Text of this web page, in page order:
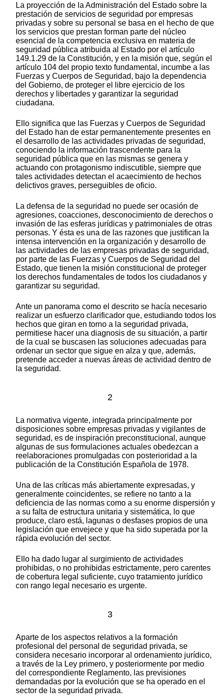
La proyección de la Administración del Estado sobre la
prestación de servicios de seguridad por empresas
privadas y sobre su personal se basa en el hecho de que
los servicios que prestan forman parte del núcleo
esencial de la competencia exclusiva en materia de
seguridad pública atribuida al Estado por el artículo
149.1.29 de la Constitución, y en la misión que, según el
artículo 104 del propio texto fundamental, incumbe a las
Fuerzas y Cuerpos de Seguridad, bajo la dependencia
del Gobierno, de proteger el libre ejercicio de los
derechos y libertades y garantizar la seguridad
ciudadana.
Ello significa que las Fuerzas y Cuerpos de Seguridad
del Estado han de estar permanentemente presentes en
el desarrollo de las actividades privadas de seguridad,
conociendo la información trascendente para la
seguridad pública que en las mismas se genera y
actuando con protagonismo indiscutible, siempre que
tales actividades detectan el acaecimiento de hechos
delictivos graves, perseguibles de oficio.
La defensa de la seguridad no puede ser ocasión de
agresiones, coacciones, desconocimiento de derechos o
invasión de las esferas jurídicas y patrimoniales de otras
personas. Y ésta es una de las razones que justifican la
intensa intervención en la organización y desarrollo de
las actividades de las empresas privadas de seguridad,
por parte de las Fuerzas y Cuerpos de Seguridad del
Estado, que tienen la misión constitucional de proteger
los derechos fundamentales de todos los ciudadanos y
garantizar su seguridad.
Ante un panorama como el descrito se hacía necesario
realizar un esfuerzo clarificador que, estudiando todos los
hechos que giran en torno a la seguridad privada,
permitiese hacer una diagnosis de su situación, a partir
de la cual se buscasen las soluciones adecuadas para
ordenar un sector que sigue en alza y que, además,
pretende acceder a nuevas áreas de actividad dentro de
la seguridad.
2
La normativa vigente, integrada principalmente por
disposiciones sobre empresas privadas y vigilantes de
seguridad, es de inspiración preconstitucional, aunque
algunas de sus formulaciones actuales obedezcan a
reelaboraciones promulgadas con posterioridad a la
publicación de la Constitución Española de 1978.
Una de las críticas más abiertamente expresadas, y
generalmente coincidentes, se refiere no tanto a la
deficiencia de las normas como a su enorme dispersión y
a su falta de estructura unitaria y sistemática, lo que
produce, claro está, lagunas o desfases propios de una
legislación que envejece y que ha sido superada por la
rápida evolución del sector.
Ello ha dado lugar al surgimiento de actividades
prohibidas, o no prohibidas estrictamente, pero carentes
de cobertura legal suficiente, cuyo tratamiento jurídico
con rango legal necesario es urgente.
3
Aparte de los aspectos relativos a la formación
profesional del personal de seguridad privada, se
considera necesario incorporar al ordenamiento jurídico,
a través de la Ley primero, y posteriormente por medio
del correspondiente Reglamento, las previsiones
demandadas por la evolución que se ha operado en el
sector de la seguridad privada.